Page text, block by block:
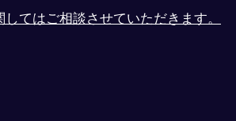
てはご相談させていただきます。